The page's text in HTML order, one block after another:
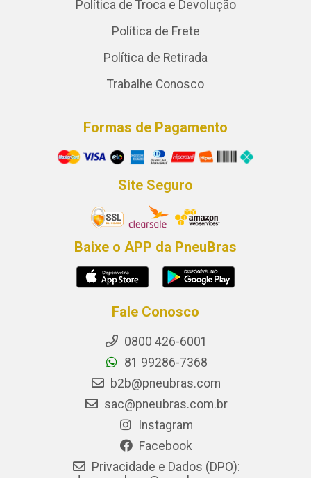
Política de Troca e Devolução
Política de Frete
Política de Retirada
Trabalhe Conosco
Formas de Pagamento
Site Seguro
Baixe o APP da PneuBras
Fale Conosco
0800 426-6001
81 99286-7368
b2b@pneubras.com
sac@pneubras.com.br
Instagram
Facebook
Privacidade e Dados (DPO):